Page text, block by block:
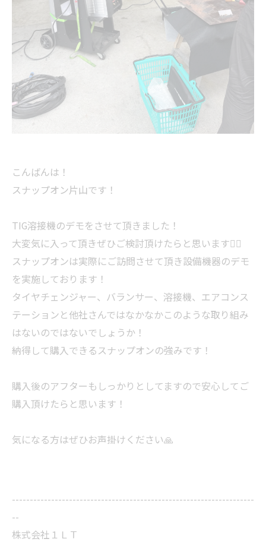
こんばんは！
スナップオン片山です！
TIG溶接機のデモをさせて頂きました！
大変気に入って頂きぜひご検討頂けたらと思います🙇‍♂️
スナップオンは実際にご訪問させて頂き設備機器のデモ
を実施しております！
タイヤチェンジャー、バランサー、溶接機、エアコンス
テーションと他社さんではなかなかこのような取り組み
はないのではないでしょうか！
納得して購入できるスナップオンの強みです！
購入後のアフターもしっかりとしてますので安心してご
購入頂けたらと思います！
気になる方はぜひお声掛けください🙏
--------------------------------------------------------------------
--
株式会社１ＬＴ